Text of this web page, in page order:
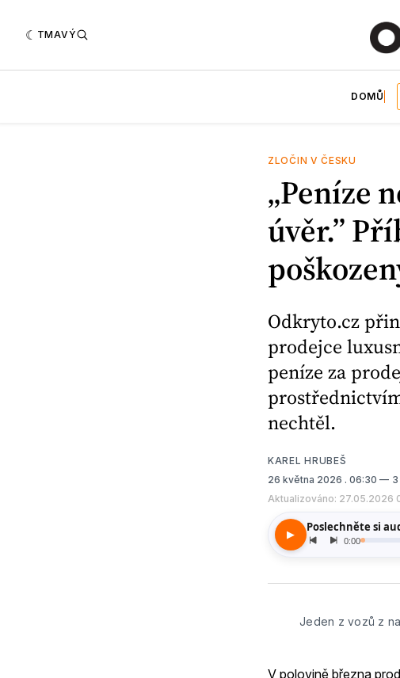
TMAVÝ
DOMŮ
ZLOČIN V ČESKU
„Peníze
úvěr.”
Odkryto.cz
prodejce
peníze za
nechtěl.
KAREL HRUBEŠ
26 května 2026 . 06:30
Aktualizováno: 27.05.2026
Jeden z vozů z
V polovině března